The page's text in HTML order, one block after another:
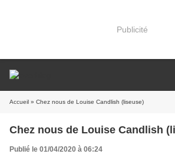
Publicité
Accueil » Chez nous de Louise Candlish (liseuse)
Chez nous de Louise Candlish
Publié le 01/04/2020 à 06:24